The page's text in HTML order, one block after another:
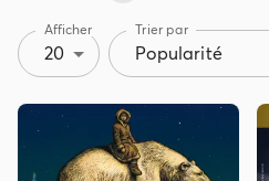
les deux jeunes garçons avec
Philip, âgé de neuf ans,
–«Batman» et «Spiderman»– et
radiophoniques, qui stimulent
improvise la suite de ces
frère.
Afficher
20
Trier par
Popularité